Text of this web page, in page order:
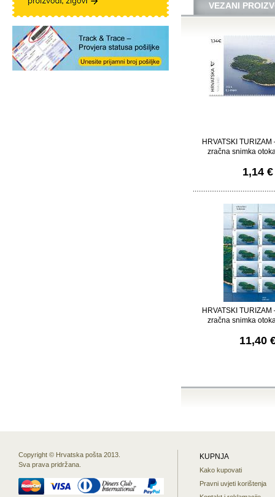
VEZANI
HRVATSKI
zračna snimka
1,14 €
HRVATSKI
zračna snimka
11,40
Copyright © Hrvatska pošta 2013.
Sva prava pridržana.
KUPNJA
Kako kupovati
Pravni uvjeti korištenja